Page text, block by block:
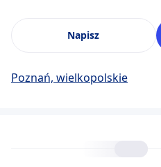
Napisz
Poznań, wielkopolskie